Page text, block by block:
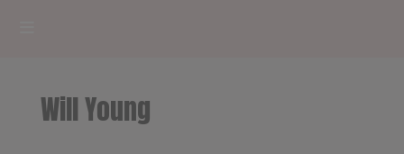
RADIOPLAYER
Will Young